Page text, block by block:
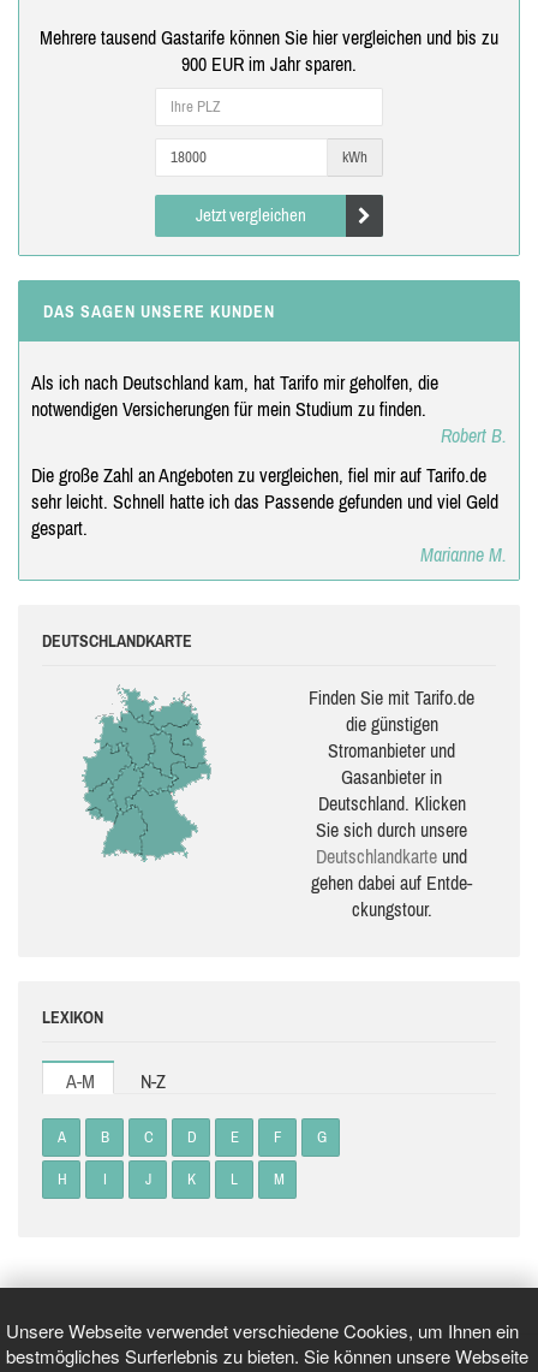
Unsere Webseite verwendet verschiedene Cookies, um Ihnen ein
bestmögliches Surferlebnis zu bieten. Sie können unsere Webseite
Mehrere tausend Gastarife können Sie hier vergleichen und bis zu
900 EUR im Jahr sparen.
kWh
Jetzt vergleichen
DAS SAGEN UNSERE KUNDEN
Als ich nach Deutschland kam, hat Tarifo mir geholfen, die
notwendigen Versicherungen für mein Studium zu finden.
Robert B.
Die große Zahl an Angeboten zu vergleichen, fiel mir auf Tarifo.de
sehr leicht. Schnell hatte ich das Passende gefunden und viel Geld
gespart.
Marianne M.
DEUTSCHLANDKARTE
Finden Sie mit Tarifo.de
die güns­ti­gen
Stromanbieter und
Gasanbieter in
Deutschland. Klicken
Sie sich durch unsere
Deutsch­land­karte und
gehen dabei auf Ent­de­
ckungs­tour.
LEXIKON
A-M N-Z
A B C D E F G
H I J K L M